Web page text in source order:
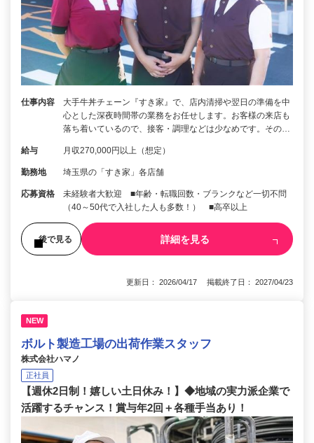
仕事内容
大手牛丼チェーン『すき家』で、店内清掃や翌日の準備を中
心とした深夜時間帯の業務をお任せします。お客様の来店も
落ち着いているので、接客・調理などは少なめです。その…
給与 月収270,000円以上（想定）
勤務地 埼玉県の「すき家」各店舗
応募資格
未経験者大歓迎 ■年齢・転職回数・ブランクなど一切不問
（40～50代で入社した人も多数！） ■高卒以上
後で見る 詳細を見る
更新日： 2026/04/17 掲載終了日： 2027/04/23
NEW
ボルト製造工場の出荷作業スタッフ
株式会社ハマノ
正社員
【週休2日制！嬉しい土日休み！】◆地域の実力派企業で
活躍するチャンス！賞与年2回＋各種手当あり！